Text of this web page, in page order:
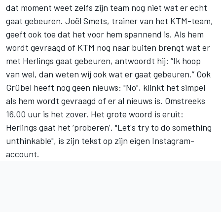
dat moment weet zelfs zijn team nog niet wat er echt
gaat gebeuren. Joël Smets, trainer van het KTM-team,
geeft ook toe dat het voor hem spannend is. Als hem
wordt gevraagd of KTM nog naar buiten brengt wat er
met Herlings gaat gebeuren, antwoordt hij: “Ik hoop
van wel, dan weten wij ook wat er gaat gebeuren.” Ook
Grübel heeft nog geen nieuws: "No", klinkt het simpel
als hem wordt gevraagd of er al nieuws is. Omstreeks
16.00 uur is het zover. Het grote woord is eruit:
Herlings gaat het ‘proberen’. "Let's try to do something
unthinkable", is zijn tekst op zijn eigen Instagram-
account.